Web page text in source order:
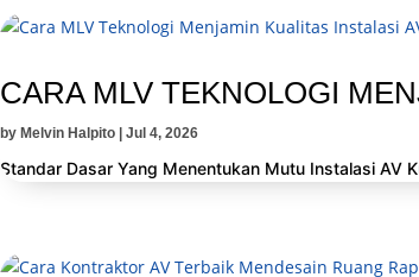
CARA MLV TEKNOLOGI
by Melvin Halpito Jul 4, 2026
Standar Dasar Yang Menentukan Mutu Instalasi AV